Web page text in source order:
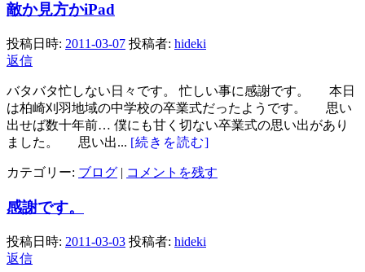
敵か見方かiPad
投稿日時: 2011-03-07 投稿者: hideki
返信
バタバタ忙しない日々です。 忙しい事に感謝です。 本日
は柏崎刈羽地域の中学校の卒業式だったようです。 思い
出せば数十年前… 僕にも甘く切ない卒業式の思い出があり
ました。 思い出... [続きを読む]
カテゴリー: ブログ | コメントを残す
感謝です。
投稿日時: 2011-03-03 投稿者: hideki
返信